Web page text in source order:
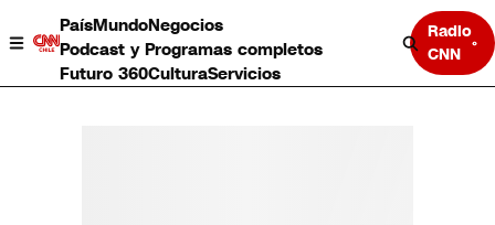
PaísMundoNegocios
Podcast y Programas completos
Futuro 360CulturaServicios
Radio
CNN